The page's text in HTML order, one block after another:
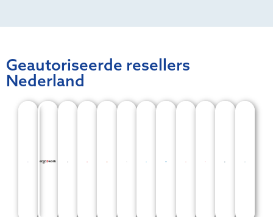
Geautoriseerde resellers
Nederland